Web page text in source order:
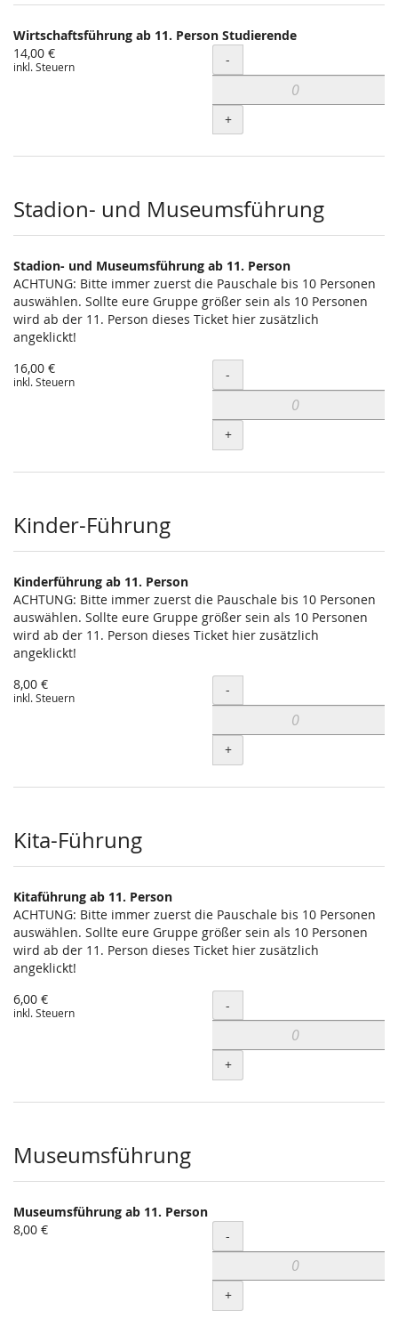
Wirtschaftsführung ab 11. Person Studierende
14,00 €
inkl. Steuern Menge
-
+
Stadion- und Museumsführung
Stadion- und Museumsführung ab 11. Person
ACHTUNG: Bitte immer zuerst die Pauschale bis 10 Personen
auswählen. Sollte eure Gruppe größer sein als 10 Personen
wird ab der 11. Person dieses Ticket hier zusätzlich
angeklickt!
16,00 €
inkl. Steuern Menge
-
+
Kinder-Führung
Kinderführung ab 11. Person
ACHTUNG: Bitte immer zuerst die Pauschale bis 10 Personen
auswählen. Sollte eure Gruppe größer sein als 10 Personen
wird ab der 11. Person dieses Ticket hier zusätzlich
angeklickt!
8,00 €
inkl. Steuern Menge
-
+
Kita-Führung
Kitaführung ab 11. Person
ACHTUNG: Bitte immer zuerst die Pauschale bis 10 Personen
auswählen. Sollte eure Gruppe größer sein als 10 Personen
wird ab der 11. Person dieses Ticket hier zusätzlich
angeklickt!
6,00 €
inkl. Steuern Menge
-
+
Museumsführung
Museumsführung ab 11. Person
8,00 €
Menge
-
+